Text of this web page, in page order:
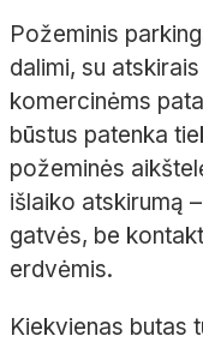
Požeminis
dalimi, su
komercinėms
būstus patenka
požeminės
išlaiko atskirumą
gatvės, be
erdvėmis.
Kiekvienas butas